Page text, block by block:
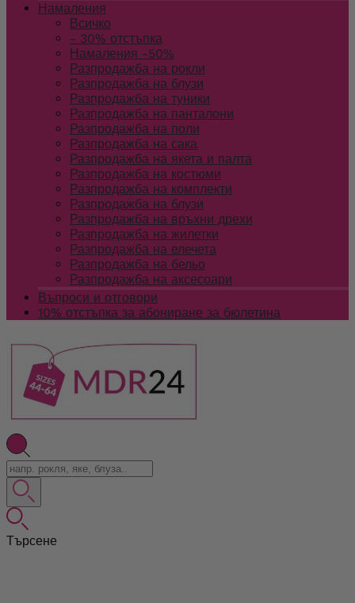
Намаления
Всичко
- 30% отстъпка
Намаления -50%
Разпродажба на рокли
Разпродажба на блузи
Разпродажба на туники
Разпродажба на панталони
Разпродажба на поли
Разпродажба на сака
Разпродажба на якета и палта
Разпродажба на костюми
Разпродажба на комплекти
Разпродажба на блузи
Разпродажба на връхни дрехи
Разпродажба на жилетки
Разпродажба на елечета
Разпродажба на бельо
Разпродажба на аксесоари
Въпроси и отговори
10% отстъпка за абониране за бюлетина
Търсене